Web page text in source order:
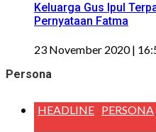
Keluarga Gus Ipul
Pernyataan Fatma
23 November 2020 |
Persona
HEADLINE PERSONA